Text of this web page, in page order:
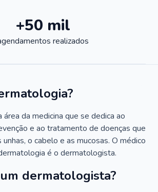
+50 mil
realizados
da medicina que se dedica ao
e ao tratamento de doenças que
o cabelo e as mucosas. O médico
é o dermatologista.
dermatologista?